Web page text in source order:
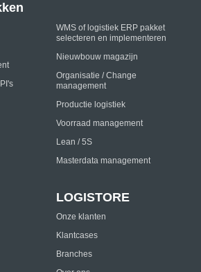
WMS of logistiek ERP pakket
selecteren en implementeren
Nieuwbouw magazijn
Organisatie / Change
management
Productie logistiek
Voorraad management
Lean / 5S
Masterdata management
LOGISTORE
Onze klanten
Klantcases
Branches